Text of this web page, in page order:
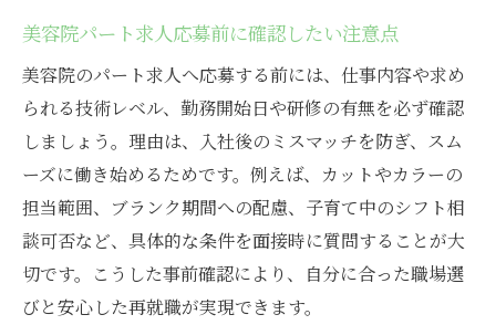
理由
子育てと両立できる美容院勤務の工夫
美容院のパート求人で求められる柔軟性と
は
子育て支援が充実した美容院の特徴に注目
美容院パートで叶える子育てと仕事の両立
術
美容院勤務で子育て世代が感じる安心感
美容院パート求人応募前に確認したい注意点
美容院のパート求人へ応募する前には、仕事内容や求め
られる技術レベル、勤務開始日や研修の有無を必ず確認
しましょう。理由は、入社後のミスマッチを防ぎ、スム
ーズに働き始めるためです。例えば、カットやカラーの
担当範囲、ブランク期間への配慮、子育て中のシフト相
談可否など、具体的な条件を面接時に質問することが大
切です。こうした事前確認により、自分に合った職場選
びと安心した再就職が実現できます。